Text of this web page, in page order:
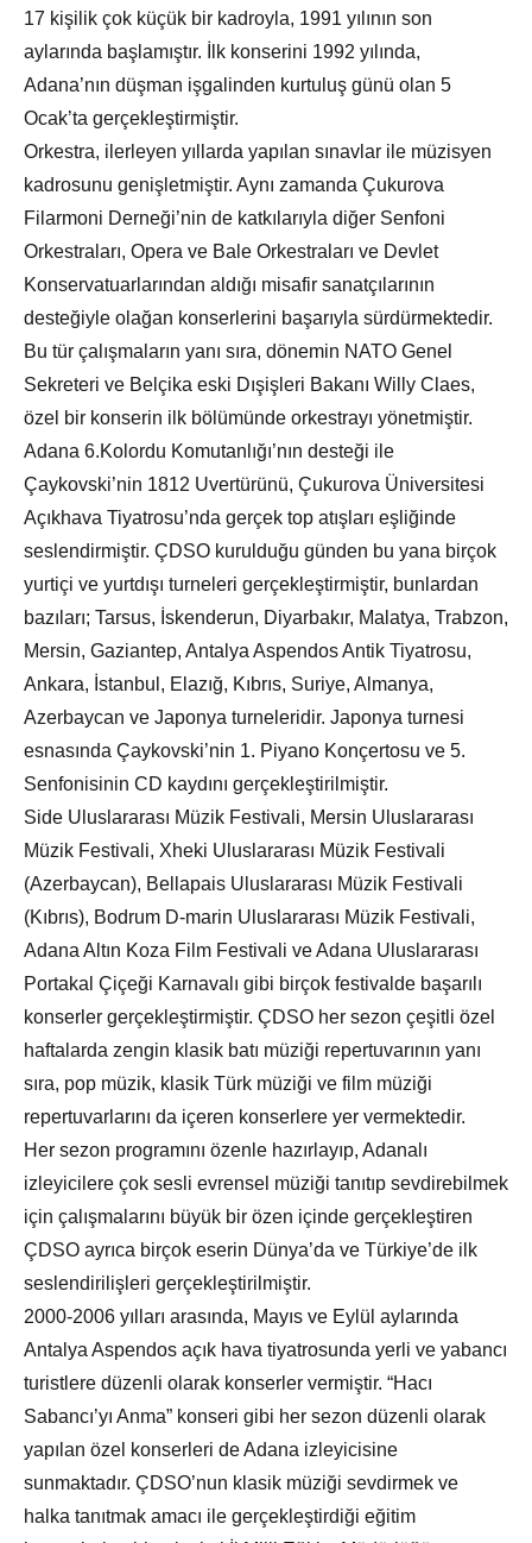
17 kişilik çok küçük bir kadroyla, 1991 yılının son
aylarında başlamıştır. İlk konserini 1992 yılında,
Adana’nın düşman işgalinden kurtuluş günü olan 5
Ocak’ta gerçekleştirmiştir.
Orkestra, ilerleyen yıllarda yapılan sınavlar ile müzisyen
kadrosunu genişletmiştir. Aynı zamanda Çukurova
Filarmoni Derneği’nin de katkılarıyla diğer Senfoni
Orkestraları, Opera ve Bale Orkestraları ve Devlet
Konservatuarlarından aldığı misafir sanatçılarının
desteğiyle olağan konserlerini başarıyla sürdürmektedir.
Bu tür çalışmaların yanı sıra, dönemin NATO Genel
Sekreteri ve Belçika eski Dışişleri Bakanı Willy Claes,
özel bir konserin ilk bölümünde orkestrayı yönetmiştir.
Adana 6.Kolordu Komutanlığı’nın desteği ile
Çaykovski’nin 1812 Uvertürünü, Çukurova Üniversitesi
Açıkhava Tiyatrosu’nda gerçek top atışları eşliğinde
seslendirmiştir. ÇDSO kurulduğu günden bu yana birçok
yurtiçi ve yurtdışı turneleri gerçekleştirmiştir, bunlardan
bazıları; Tarsus, İskenderun, Diyarbakır, Malatya, Trabzon,
Mersin, Gaziantep, Antalya Aspendos Antik Tiyatrosu,
Ankara, İstanbul, Elazığ, Kıbrıs, Suriye, Almanya,
Azerbaycan ve Japonya turneleridir. Japonya turnesi
esnasında Çaykovski’nin 1. Piyano Konçertosu ve 5.
Senfonisinin CD kaydını gerçekleştirilmiştir.
Side Uluslararası Müzik Festivali, Mersin Uluslararası
Müzik Festivali, Xheki Uluslararası Müzik Festivali
(Azerbaycan), Bellapais Uluslararası Müzik Festivali
(Kıbrıs), Bodrum D-marin Uluslararası Müzik Festivali,
Adana Altın Koza Film Festivali ve Adana Uluslararası
Portakal Çiçeği Karnavalı gibi birçok festivalde başarılı
konserler gerçekleştirmiştir. ÇDSO her sezon çeşitli özel
haftalarda zengin klasik batı müziği repertuvarının yanı
sıra, pop müzik, klasik Türk müziği ve film müziği
repertuvarlarını da içeren konserlere yer vermektedir.
Her sezon programını özenle hazırlayıp, Adanalı
izleyicilere çok sesli evrensel müziği tanıtıp sevdirebilmek
için çalışmalarını büyük bir özen içinde gerçekleştiren
ÇDSO ayrıca birçok eserin Dünya’da ve Türkiye’de ilk
seslendirilişleri gerçekleştirilmiştir.
2000-2006 yılları arasında, Mayıs ve Eylül aylarında
Antalya Aspendos açık hava tiyatrosunda yerli ve yabancı
turistlere düzenli olarak konserler vermiştir. “Hacı
Sabancı’yı Anma” konseri gibi her sezon düzenli olarak
yapılan özel konserleri de Adana izleyicisine
sunmaktadır. ÇDSO’nun klasik müziği sevdirmek ve
halka tanıtmak amacı ile gerçekleştirdiği eğitim